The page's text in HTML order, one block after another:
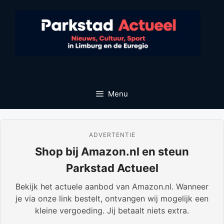
Menu
ADVERTENTIE
Shop bij Amazon.nl en steun
Parkstad Actueel
Bekijk het actuele aanbod van Amazon.nl. Wanneer
je via onze link bestelt, ontvangen wij mogelijk een
kleine vergoeding. Jij betaalt niets extra.